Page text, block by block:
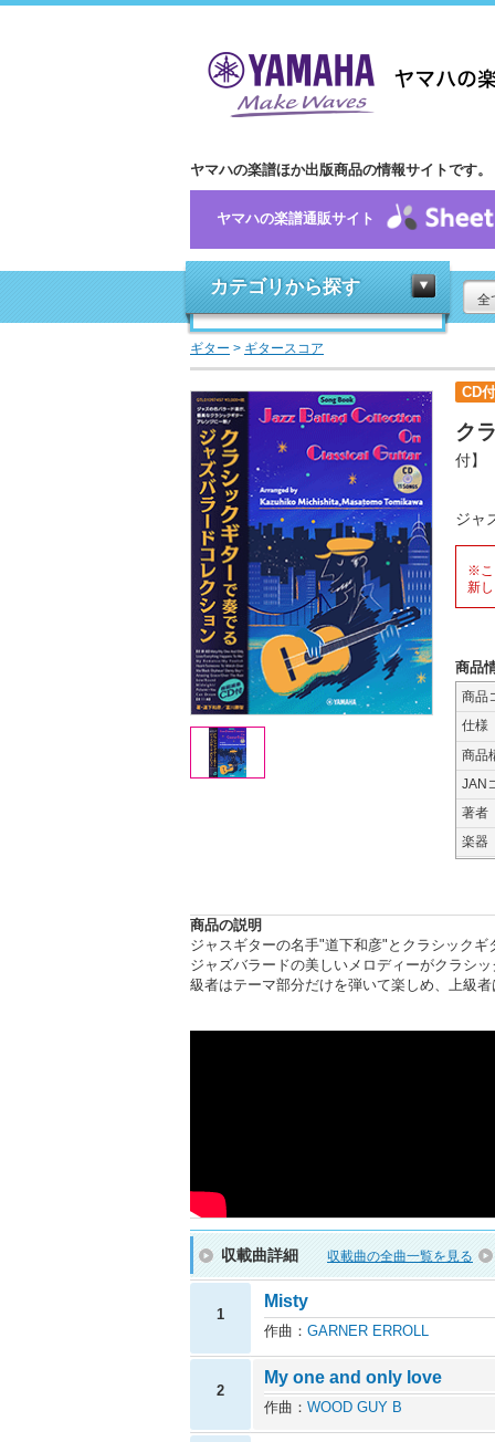
ヤマハの楽譜ほか出版商品の情報サイトです。
ヤマハの楽譜通販サイト
カテゴリから探す
全
ギター > ギタースコア
CD付
ク
付】
ジャ
※こ
新
商品
商品
仕様
商品
JAN
著者
楽器
商品の説明
ジャスギターの名手"道下和彦"とクラシック
ジャズバラードの美しいメロディーがクラシ
級者はテーマ部分だけを弾いて楽しめ、上級
収載曲詳細 収載曲の全曲一覧を見る
1
Misty
作曲： GARNER ERROLL
2
My one and only love
作曲： WOOD GUY B